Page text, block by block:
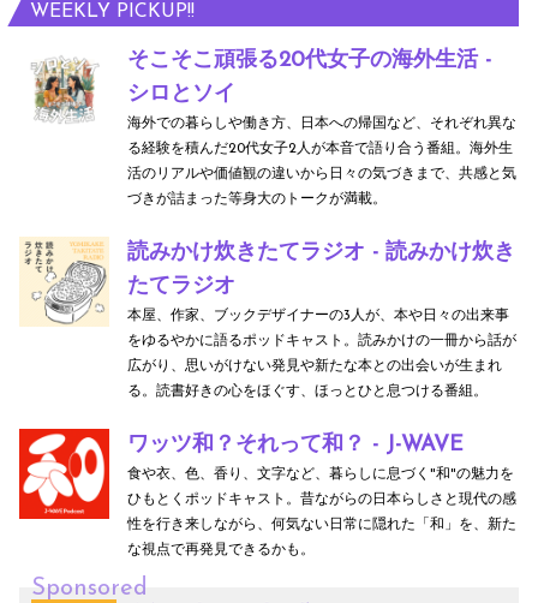
WEEKLY PICKUP!!
そこそこ頑張る20代女子の海外生活 -
シロとソイ
海外での暮らしや働き方、日本への帰国など、それぞれ異な
る経験を積んだ20代女子2人が本音で語り合う番組。海外生
活のリアルや価値観の違いから日々の気づきまで、共感と気
づきが詰まった等身大のトークが満載。
読みかけ炊きたてラジオ - 読みかけ炊き
たてラジオ
本屋、作家、ブックデザイナーの3人が、本や日々の出来事
をゆるやかに語るポッドキャスト。読みかけの一冊から話が
広がり、思いがけない発見や新たな本との出会いが生まれ
る。読書好きの心をほぐす、ほっとひと息つける番組。
ワッツ和？それって和？ - J-WAVE
食や衣、色、香り、文字など、暮らしに息づく"和"の魅力を
ひもとくポッドキャスト。昔ながらの日本らしさと現代の感
性を行き来しながら、何気ない日常に隠れた「和」を、新た
な視点で再発見できるかも。
Sponsored